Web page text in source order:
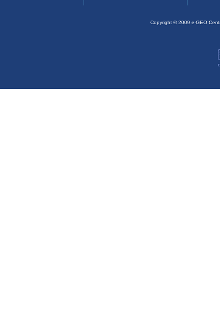
Copyright © 2009 e-GEO